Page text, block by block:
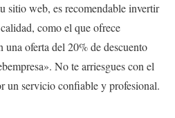
sitio web, es recomendable invertir
como el que ofrece
una oferta del 20% de descuento
No te arriesgues con el
un servicio confiable y profesional.